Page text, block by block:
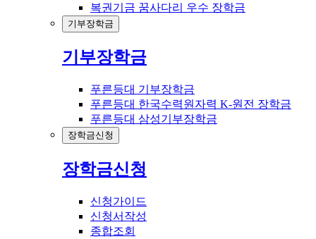
복권기금 꿈사다리 우수 장학금
기부장학금
기부장학금
푸른등대 기부장학금
푸른등대 한국수력원자력 K-원전 장학금
푸른등대 삼성기부장학금
장학금신청
장학금신청
신청가이드
신청서작성
종합조회